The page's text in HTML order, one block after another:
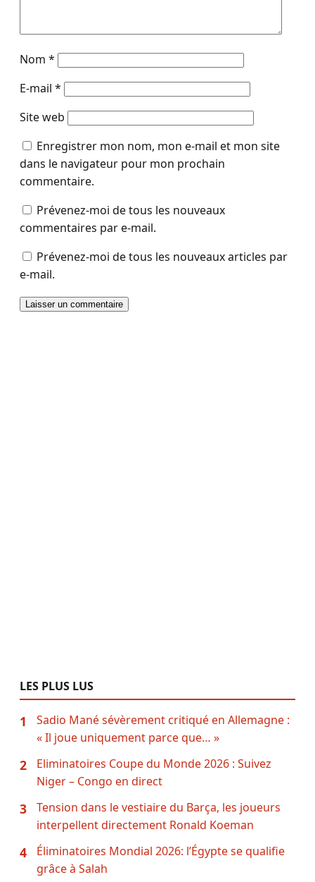
Nom *
E-mail *
Site web
Enregistrer mon nom, mon e-mail et mon site
dans le navigateur pour mon prochain
commentaire.
Prévenez-moi de tous les nouveaux
commentaires par e-mail.
Prévenez-moi de tous les nouveaux articles par
e-mail.
LES PLUS LUS
1
Sadio Mané sévèrement critiqué en Allemagne :
« Il joue uniquement parce que… »
2
Eliminatoires Coupe du Monde 2026 : Suivez
Niger – Congo en direct
3
Tension dans le vestiaire du Barça, les joueurs
interpellent directement Ronald Koeman
4
Éliminatoires Mondial 2026: l’Égypte se qualifie
grâce à Salah